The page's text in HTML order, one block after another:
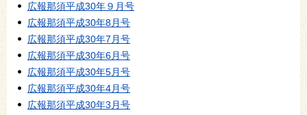
広報那須平成30年９月号
広報那須平成30年8月号
広報那須平成30年7月号
広報那須平成30年6月号
広報那須平成30年5月号
広報那須平成30年4月号
広報那須平成30年3月号